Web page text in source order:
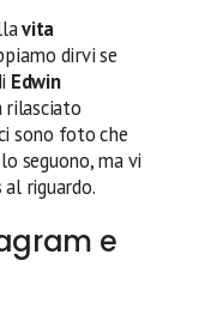
vita
dirvi se
Edwin
rilasciato
sono foto che
seguono, ma vi
al riguardo.
e